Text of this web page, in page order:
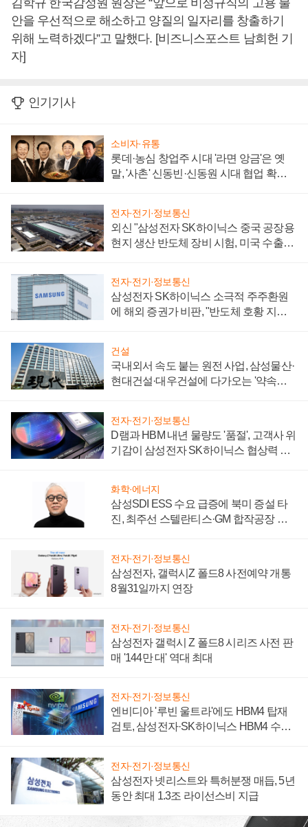
김학규 한국감정원 원장은 “앞으로 비정규직의 고용 불
안을 우선적으로 해소하고 양질의 일자리를 창출하기
위해 노력하겠다”고 말했다. [비즈니스포스트 남희헌 기
자]
인기기사
소비자·유통
롯데·농심 창업주 시대 '라면 앙금'은 옛
말, '사촌' 신동빈·신동원 시대 협업 확대
전자·전기·정보통신
외신 "삼성전자 SK하이닉스 중국 공장용
현지 생산 반도체 장비 시험, 미국 수출통
전자·전기·정보통신
삼성전자 SK하이닉스 소극적 주주환원
에 해외 증권가 비판, "반도체 호황 지속
건설
국내외서 속도 붙는 원전 사업, 삼성물산·
현대건설·대우건설에 다가오는 '약속의
전자·전기·정보통신
D램과 HBM 내년 물량도 '품절', 고객사 위
기감이 삼성전자 SK하이닉스 협상력 더
화학·에너지
삼성SDI ESS 수요 급증에 북미 증설 타
진, 최주선 스텔란티스·GM 합작공장 건
전자·전기·정보통신
삼성전자, 갤럭시Z 폴드8 사전예약 개통
8월31일까지 연장
전자·전기·정보통신
삼성전자 갤럭시 Z 폴드8 시리즈 사전 판
매 '144만 대' 역대 최대
전자·전기·정보통신
엔비디아 '루빈 울트라'에도 HBM4 탑재
검토, 삼성전자·SK하이닉스 HBM4 수율
전자·전기·정보통신
삼성전자 넷리스트와 특허분쟁 매듭, 5년
동안 최대 1.3조 라이선스비 지급